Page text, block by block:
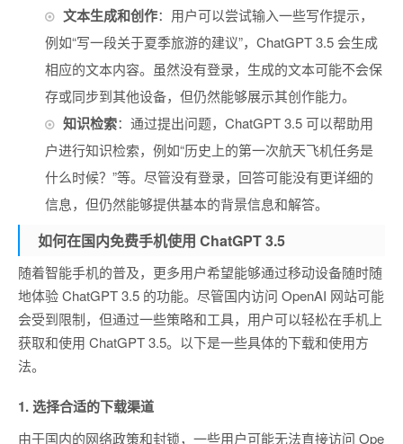
文本生成和创作：用户可以尝试输入一些写作提示，
例如“写一段关于夏季旅游的建议”，ChatGPT 3.5 会生成
相应的文本内容。虽然没有登录，生成的文本可能不会保
存或同步到其他设备，但仍然能够展示其创作能力。
知识检索：通过提出问题，ChatGPT 3.5 可以帮助用
户进行知识检索，例如“历史上的第一次航天飞机任务是
什么时候？”等。尽管没有登录，回答可能没有更详细的
信息，但仍然能够提供基本的背景信息和解答。
如何在国内免费手机使用 ChatGPT 3.5
随着智能手机的普及，更多用户希望能够通过移动设备随时随
地体验 ChatGPT 3.5 的功能。尽管国内访问 OpenAI 网站可能
会受到限制，但通过一些策略和工具，用户可以轻松在手机上
获取和使用 ChatGPT 3.5。以下是一些具体的下载和使用方
法。
1.选择合适的下载渠道
由于国内的网络政策和封锁，一些用户可能无法直接访问 Ope